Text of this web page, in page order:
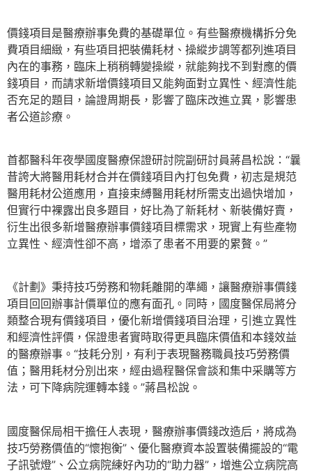
價錢項目是醫療辦事免費的基礎單位。有些醫療機構拆分免
費項目細緻，有些項目把裝備耗材、操縱步調等都列進項目
內在的事務，臨床上稍稍轉變操縱，就能夠找不到對應的價
錢項目，而請求新增價錢項目又能夠面對立異性、經濟性能
否充足的題目，論證周期長，影響了臨床改進立異，影響患
者公道診療。
首都醫科年夜學國度醫療保證研討院副研討員蔣昌松說：“曩
昔誇大將醫用耗材合并在價錢項目內打包免費，初志是規范
醫用耗材公道應用，直接束縛醫用耗材所需支出過快增加，
但實行中裸露出良多題目，好比為了新耗材、新裝備好賣，
衍生出很多新增醫療辦事價錢項目標需求，現實上有些產物
立異性、經濟性卻不高，增添了患者不用要的累贅。”
《計劃》秉持技巧勞務和物耗離開的準繩，讓醫療辦事價錢
項目回回辦事計價單位的應有面孔。同時，國度醫保局將分
類整合現有價錢項目，優化新增價錢項目治理，引進立異性
和經濟性評價，保證患者實時取得更具臨床價值和本錢效益
的醫療辦事。“技耗分別，有利于表現醫務職員技巧勞務價
值；醫用耗材分別出來，經由過程醫保會談和集中采購等方
法，可下降病院運轉本錢。”蔣昌松說。
國度醫保局相干擔任人表現，醫療辦事價錢改造后，將成為
技巧勞務價值的“懷抱衡”、優化醫療資本設置裝備擺設的“電
子訊號燈”、公立病院練好內功的“助力器”，增進公立病院高